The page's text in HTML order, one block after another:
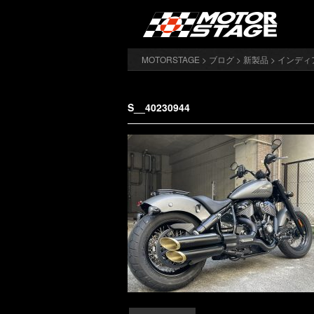
MOTORSTAGE > ブログ > 新製品 > インディ
S__40230944